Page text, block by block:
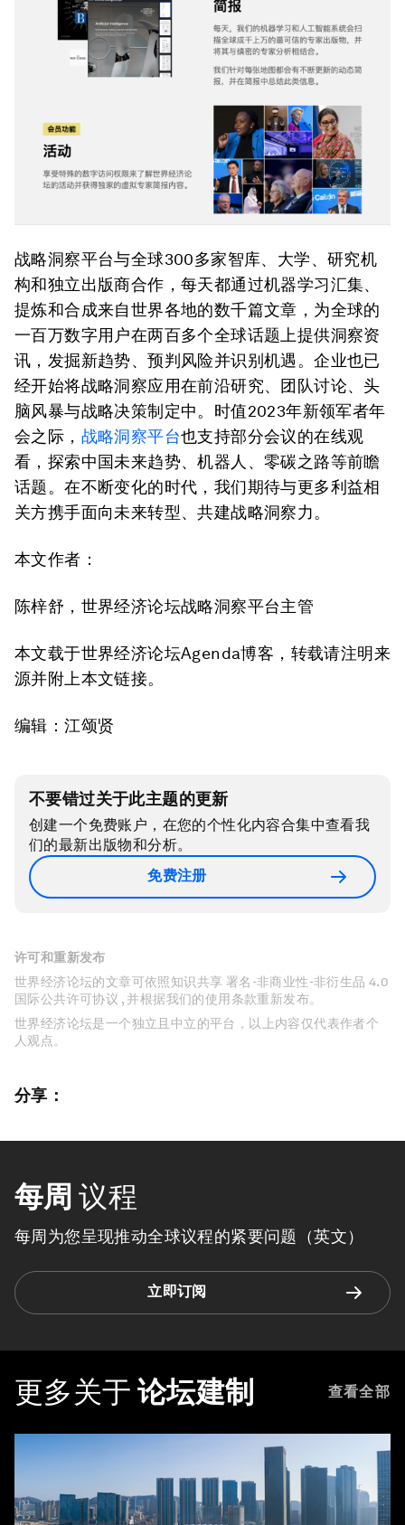
战略洞察平台与全球300多家智库、大学、研究机
构和独立出版商合作，每天都通过机器学习汇集、
提炼和合成来自世界各地的数千篇文章，为全球的
一百万数字用户在两百多个全球话题上提供洞察资
讯，发掘新趋势、预判风险并识别机遇。企业也已
经开始将战略洞察应用在前沿研究、团队讨论、头
脑风暴与战略决策制定中。时值2023年新领军者年
会之际， 战略洞察平台也支持部分会议的在线观
看，探索中国未来趋势、机器人、零碳之路等前瞻
话题。在不断变化的时代，我们期待与更多利益相
关方携手面向未来转型、共建战略洞察力。
本文作者：
陈梓舒，世界经济论坛战略洞察平台主管
本文载于世界经济论坛Agenda博客，转载请注明来
源并附上本文链接。
编辑：江颂贤
不要错过关于此主题的更新
创建一个免费账户，在您的个性化内容合集中查看我
们的最新出版物和分析。
免费注册
许可和重新发布
世界经济论坛的文章可依照知识共享 署名-非商业性-非衍生品 4.0
国际公共许可协议 , 并根据我们的使用条款重新发布。
世界经济论坛是一个独立且中立的平台，以上内容仅代表作者个
人观点。
分享：
每周 议程
每周为您呈现推动全球议程的紧要问题（英文）
立即订阅
更多关于 论坛建制 查看全部